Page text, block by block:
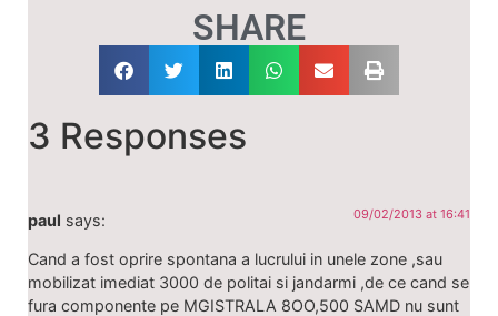
SHARE
3 Responses
paul says: 09/02/2013 at 16:41
Cand a fost oprire spontana a lucrului in unele zone ,sau
mobilizat imediat 3000 de politai si jandarmi ,de ce cand se
fura componente pe MGISTRALA 8OO,500 SAMD nu sunt